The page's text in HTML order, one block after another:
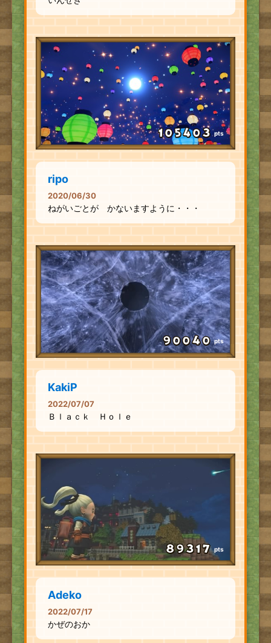
pts
ripo
2020/06/30
ねがいごとが かないますように・・・
pts
KakiP
2022/07/07
Ｂｌａｃｋ Ｈｏｌｅ
pts
Adeko
2022/07/17
かぜのおか